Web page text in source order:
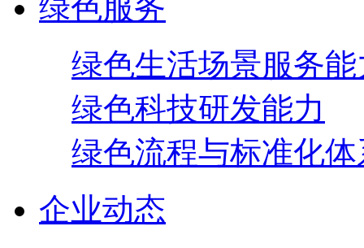
绿色服务
绿色生活场景服务能
绿色科技研发能力
绿色流程与标准化体
企业动态